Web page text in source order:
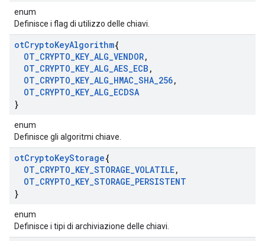
enum
Definisce i flag di utilizzo delle chiavi.
otCryptoKeyAlgorithm{
OT_CRYPTO_KEY_ALG_VENDOR,
OT_CRYPTO_KEY_ALG_AES_ECB ,
OT_CRYPTO_KEY_ALG_HMAC_SHA_256,
OT_CRYPTO_KEY_ALG_ECDSA
}
enum
Definisce gli algoritmi chiave.
otCryptoKeyStorage{
OT_CRYPTO_KEY_STORAGE_VOLATILE,
OT_CRYPTO_KEY_STORAGE_PERSISTENT
}
enum
Definisce i tipi di archiviazione delle chiavi.